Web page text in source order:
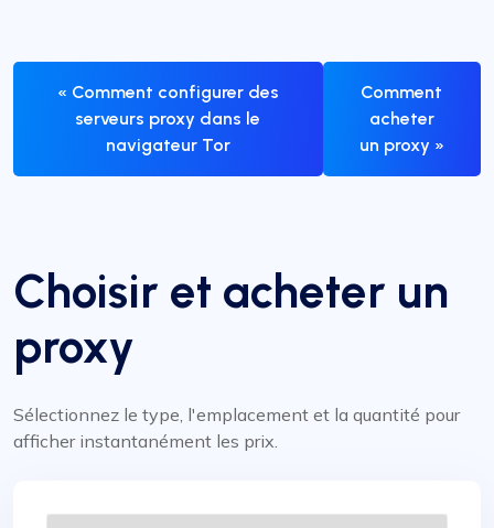
« Comment configurer des
serveurs proxy dans le
navigateur Tor
Comment
acheter
un proxy »
Choisir et acheter un
proxy
Sélectionnez le type, l'emplacement et la quantité pour
afficher instantanément les prix.